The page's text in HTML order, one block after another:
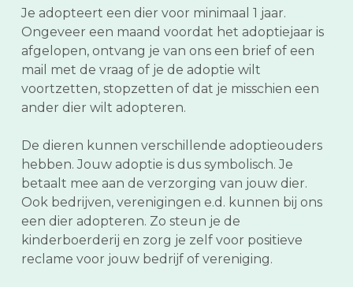
Je adopteert een dier voor minimaal 1 jaar.
Ongeveer een maand voordat het adoptiejaar is
afgelopen, ontvang je van ons een brief of een
mail met de vraag of je de adoptie wilt
voortzetten, stopzetten of dat je misschien een
ander dier wilt adopteren.
De dieren kunnen verschillende adoptieouders
hebben. Jouw adoptie is dus symbolisch. Je
betaalt mee aan de verzorging van jouw dier.
Ook bedrijven, verenigingen e.d. kunnen bij ons
een dier adopteren. Zo steun je de
kinderboerderij en zorg je zelf voor positieve
reclame voor jouw bedrijf of vereniging.